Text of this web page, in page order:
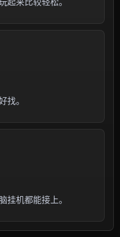
找。
挂机都能接上。